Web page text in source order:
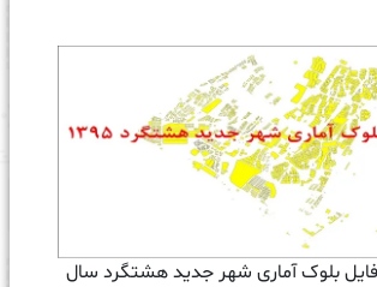
بلوک آماری شهر جدید هشتگرد سال